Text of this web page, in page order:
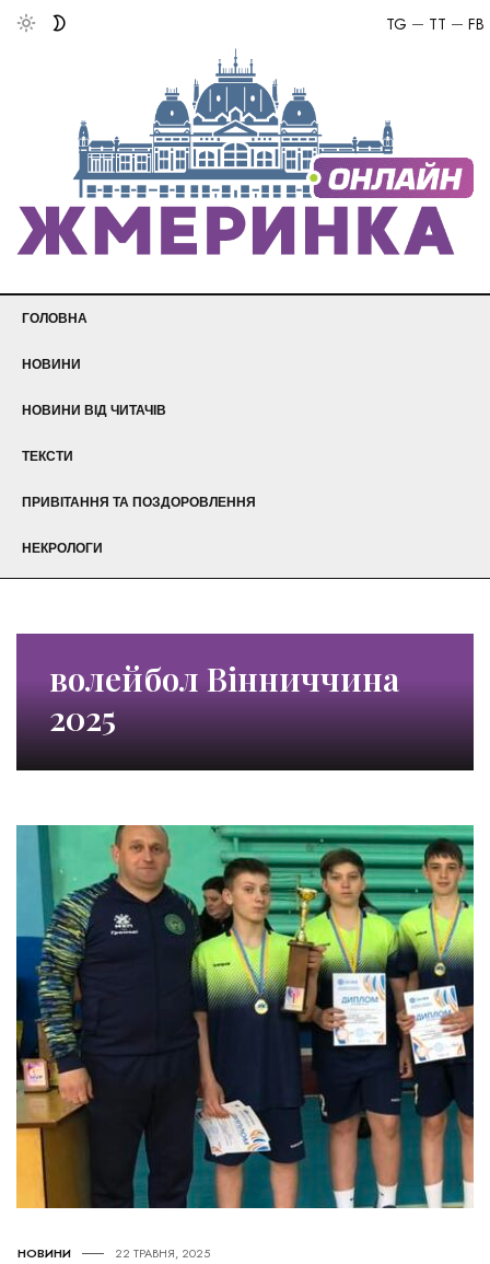
FB
TT
TG
ГОЛОВНА
НОВИНИ
НОВИНИ ВІД ЧИТАЧІВ
ТЕКСТИ
ПРИВІТАННЯ ТА ПОЗДОРОВЛЕННЯ
НЕКРОЛОГИ
волейбол Вінниччина
2025
НОВИНИ 22 ТРАВНЯ, 2025